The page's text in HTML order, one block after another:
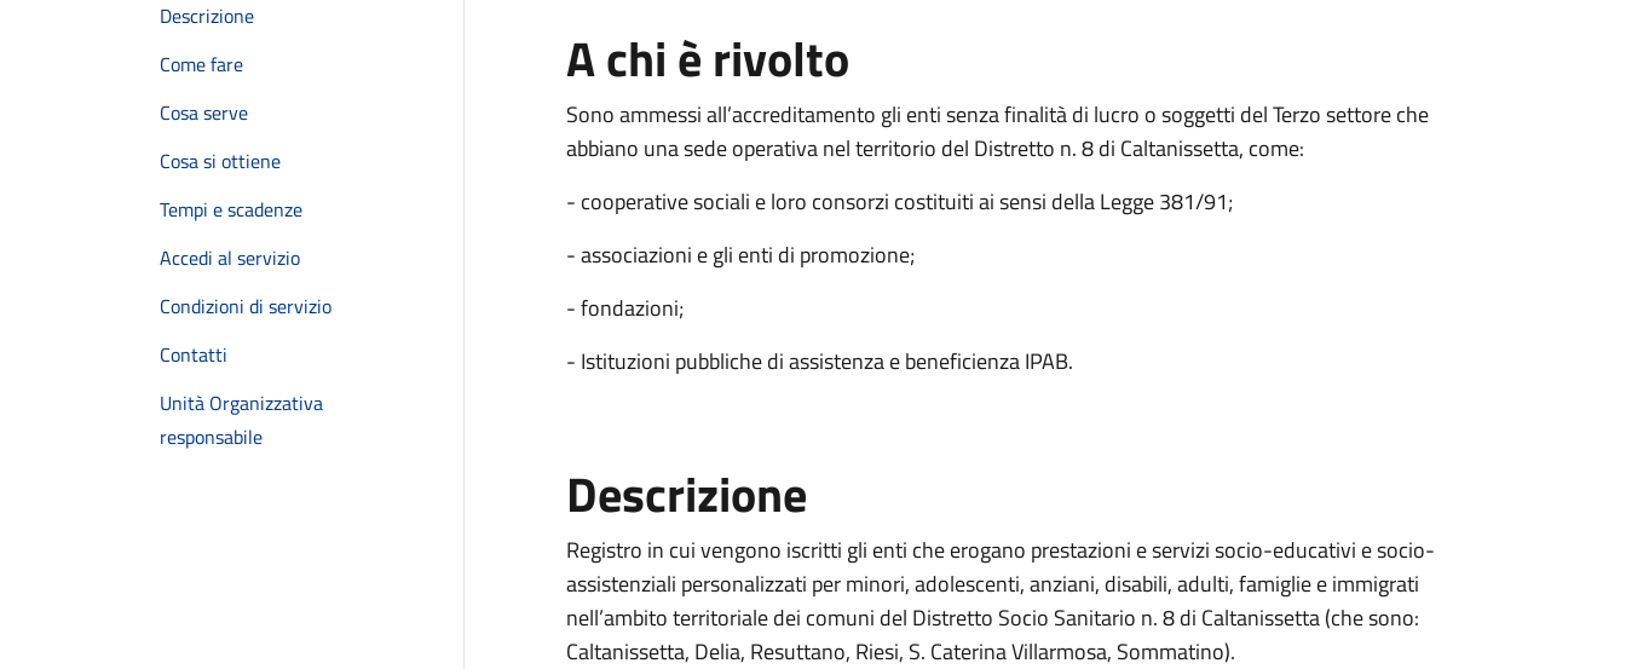
Descrizione
Come fare
Cosa serve
Cosa si ottiene
Tempi e scadenze
Accedi al servizio
Condizioni di servizio
Contatti
Unità Organizzativa
responsabile
A chi è rivolto
Sono ammessi all’accreditamento gli enti senza finalità di lucro o soggetti del Terzo settore che
abbiano una sede operativa nel territorio del Distretto n. 8 di Caltanissetta, come:
- cooperative sociali e loro consorzi costituiti ai sensi della Legge 381/91;
- associazioni e gli enti di promozione;
- fondazioni;
- Istituzioni pubbliche di assistenza e beneficienza IPAB.
Descrizione
Registro in cui vengono iscritti gli enti che erogano prestazioni e servizi socio-educativi e socio-
assistenziali personalizzati per minori, adolescenti, anziani, disabili, adulti, famiglie e immigrati
nell’ambito territoriale dei comuni del Distretto Socio Sanitario n. 8 di Caltanissetta (che sono:
Caltanissetta, Delia, Resuttano, Riesi, S. Caterina Villarmosa, Sommatino).